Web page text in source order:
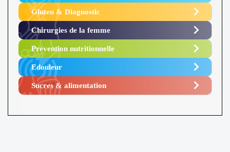
Gluten & Diagnostic
Chirurgies de la femme
Prévention nutritionnelle
Edouleur​
Sucres & alimentation​